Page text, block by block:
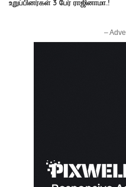
உறுப்பினர்கள் 3 பேர் ராஜினாமா.!
–